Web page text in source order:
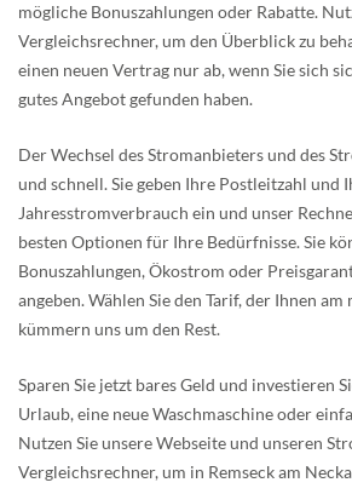
mögliche Bonuszahlungen oder Rabatte.
Vergleichsrechner, um den Überblick zu
einen neuen Vertrag nur ab, wenn Sie sich
gutes Angebot gefunden haben.
Der Wechsel des Stromanbieters und des
und schnell. Sie geben Ihre Postleitzahl und
Jahresstromverbrauch ein und unser
besten Optionen für Ihre Bedürfnisse. Sie
Bonuszahlungen, Ökostrom oder
angeben. Wählen Sie den Tarif, der Ihnen
kümmern uns um den Rest.
Sparen Sie jetzt bares Geld und investieren
Urlaub, eine neue Waschmaschine oder
Nutzen Sie unsere Webseite und unseren
Vergleichsrechner, um in Remseck am